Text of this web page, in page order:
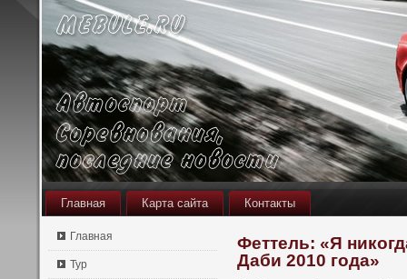
Главная Карта сайта Контакты
Главная
Тур
Феттель: «Я
Даби 2010 года»